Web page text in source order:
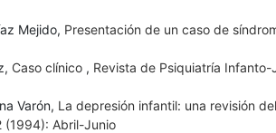
Mejido, Presentación de un caso de
Caso clínico , Revista de Psiquiatría
Varón, La depresión infantil: una revisión
(1994): Abril-Junio